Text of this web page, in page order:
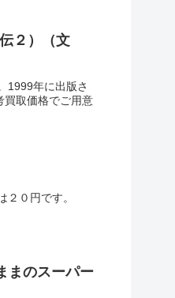
２）（文
1999年に出版さ
買取価格でご用意
０円です。
のスーパー